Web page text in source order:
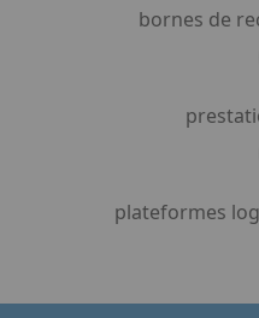
bornes de
plateformes